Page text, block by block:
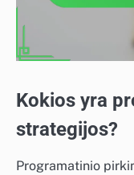
Kokios yra
strategijos?
Programatinio